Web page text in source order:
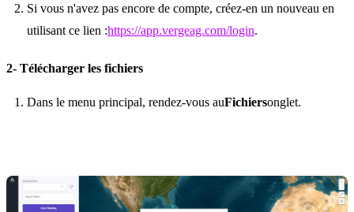
Si vous n'avez pas encore de compte, créez-en un nouveau en
utilisant ce lien :https://app.vergeag.com/login.
2- Télécharger les fichiers
Dans le menu principal, rendez-vous auFichiersonglet.